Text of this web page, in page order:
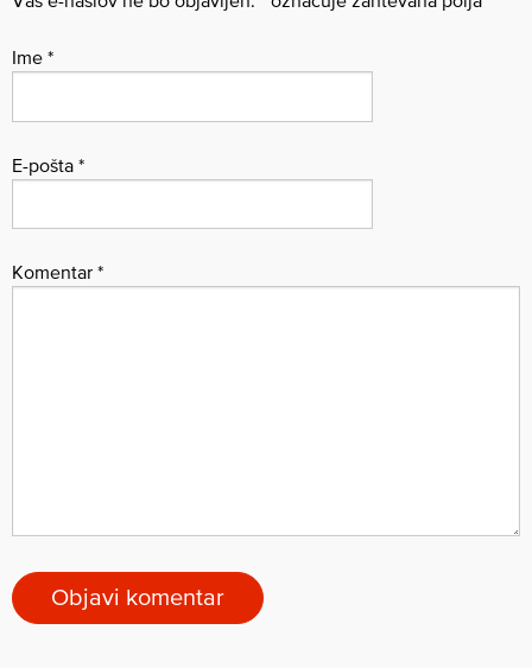
Ime *
E-pošta *
Komentar *